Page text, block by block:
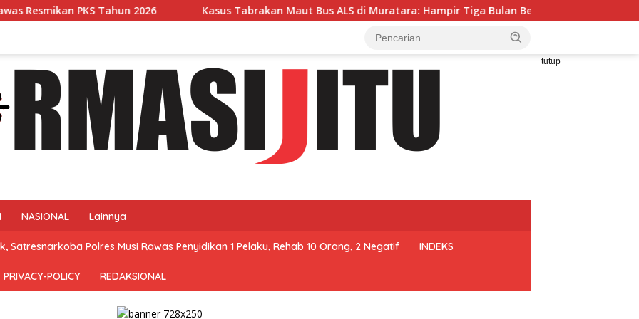
2026 Kasus Tabrakan Maut Bus ALS di Muratara: Hampir Tiga Bulan Bergulir, Dua Tersangka Ditetapkan, Publik
tutup
NASIONAL Lainnya
Satresnarkoba Polres Musi Rawas Penyidikan 1 Pelaku, Rehab 10 Orang, 2 Negatif INDEKS
PRIVACY-POLICY REDAKSIONAL